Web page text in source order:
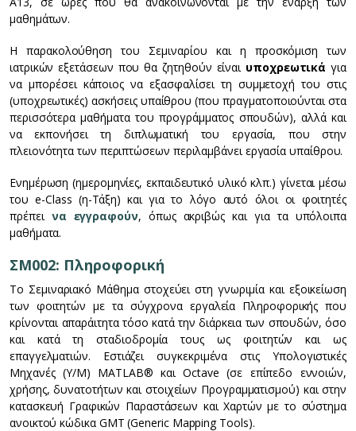
μαθημάτων.
Η παρακολούθηση του Σεμιναρίου και η προσκόμιση των
ιατρικών εξετάσεων που θα ζητηθούν είναι υποχρεωτικά για
να μπορέσει κάποιος να εξασφαλίσει τη συμμετοχή του στις
(υποχρεωτικές) ασκήσεις υπαίθρου (που πραγματοποιούνται στα
περισσότερα μαθήματα του προγράμματος σπουδών), αλλά και
να εκπονήσει τη διπλωματική του εργασία, που στην
πλειονότητα των περιπτώσεων περιλαμβάνει εργασία υπαίθρου.
Ενημέρωση (ημερομηνίες, εκπαιδευτικό υλικό κλπ.) γίνεται μέσω
του e-Class (η-Tάξη) και για το λόγο αυτό όλοι οι φοιτητές
πρέπει να εγγραφούν, όπως ακριβώς και για τα υπόλοιπα
μαθήματα.
ΣΜ002: Πληροφορική
Το Σεμιναριακό Μάθημα στοχεύει στη γνωριμία και εξοικείωση
των φοιτητών με τα σύγχρονα εργαλεία Πληροφορικής που
κρίνονται απαράιτητα τόσο κατά την διάρκεια των σπουδών, όσο
και κατά τη σταδιοδρομία τους ως φοιτητών και ως
επαγγελματιών. Εστιάζει συγκεκριμένα στις Υπολογιστικές
Μηχανές (Υ/Μ) MATLAB® και Octave (σε επίπεδο εννοιών,
χρήσης, δυνατοτήτων και στοιχείων Προγραμματισμού) και στην
κατασκευή Γραφικών Παραστάσεων και Χαρτών με το σύστημα
ανοικτού κώδικα GMT (Generic Mapping Tools).